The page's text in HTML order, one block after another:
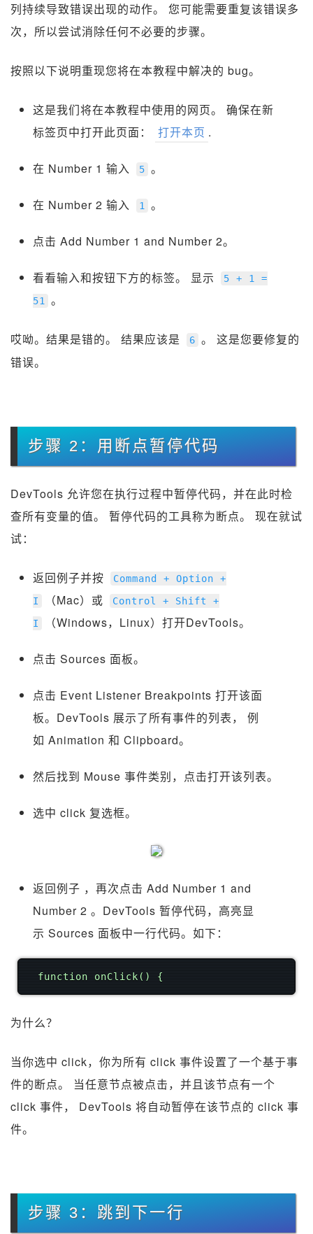
列持续导致错误出现的动作。 您可能需要重复该错误多
次，所以尝试消除任何不必要的步骤。
按照以下说明重现您将在本教程中解决的 bug。
这是我们将在本教程中使用的网页。 确保在新
标签页中打开此页面：
打开本页 .
在 Number 1 输入 5 。
在 Number 2 输入 1 。
点击 Add Number 1 and Number 2。
看看输入和按钮下方的标签。 显示 5 + 1
=
51
。
哎呦。结果是错的。 结果应该是 6 。 这是您要修复的
错误。
步骤 2：用断点暂停代码
DevTools 允许您在执行过程中暂停代码，并在此时检
查所有变量的值。 暂停代码的工具称为断点。 现在就试
试：
返回例子并按 Command + Option
+
I
（Mac）或 Control + Shift
+
I
（Windows，Linux）打开DevTools。
点击 Sources 面板。
点击 Event Listener Breakpoints 打开该面
板。DevTools 展示了所有事件的列表， 例
如 Animation 和 Clipboard。
然后找到 Mouse 事件类别，点击打开该列表。
选中 click 复选框。
返回例子 ，再次点击 Add Number 1 and
Number 2 。DevTools 暂停代码，高亮显
示 Sources 面板中一行代码。如下：
function onClick() {
为什么？
当你选中 click，你为所有 click 事件设置了一个基于事
件的断点。 当任意节点被点击，并且该节点有一个
click 事件， DevTools 将自动暂停在该节点的 click 事
件。
步骤 3：跳到下一行